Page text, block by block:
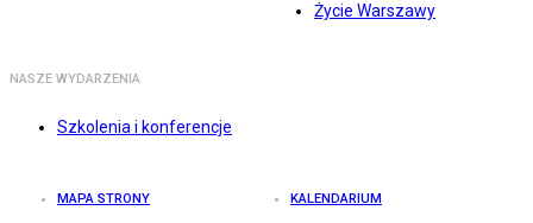
Życie Warszawy
NASZE WYDARZENIA
Szkolenia i konferencje
MAPA STRONY KALENDARIUM